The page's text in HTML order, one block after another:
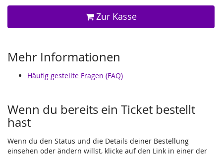
Zur Kasse
Mehr Informationen
Häufig gestellte Fragen (FAQ)
Wenn du bereits ein Ticket bestellt
hast
Wenn du den Status und die Details deiner Bestellung
einsehen oder ändern willst, klicke auf den Link in einer der